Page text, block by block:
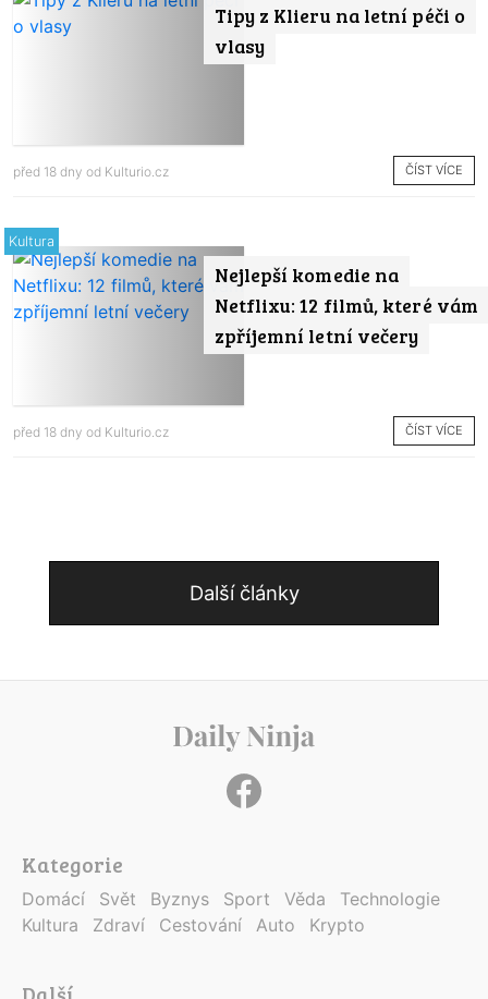
Tipy z Klieru na letní péči o
vlasy
před 18 dny od Kulturio.cz ČÍST VÍCE
Nejlepší komedie na
Netflixu: 12 filmů, které vám
zpříjemní letní večery
Kultura
před 18 dny od Kulturio.cz ČÍST VÍCE
Další články
Kategorie
Domácí Svět Byznys Sport Věda
Technologie
Kultura
Zdraví Cestování Auto Krypto